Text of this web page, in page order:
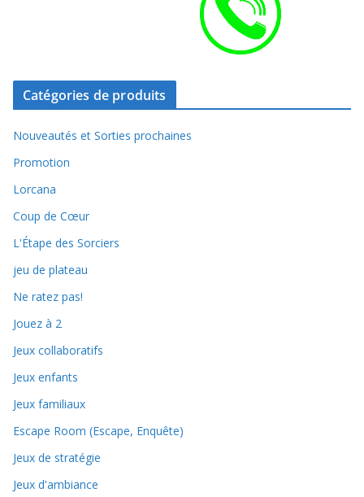
Catégories de produits
Nouveautés et Sorties prochaines
Promotion
Lorcana
Coup de Cœur
L'Étape des Sorciers
jeu de plateau
Ne ratez pas!
Jouez à 2
Jeux collaboratifs
Jeux enfants
Jeux familiaux
Escape Room (Escape, Enquête)
Jeux de stratégie
Jeux d'ambiance